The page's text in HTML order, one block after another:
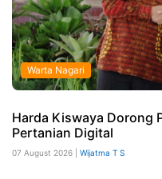
Warta Nagari
Harda Kiswaya Dorong
Pertanian Digital
07 August 2026 | Wijatma T S